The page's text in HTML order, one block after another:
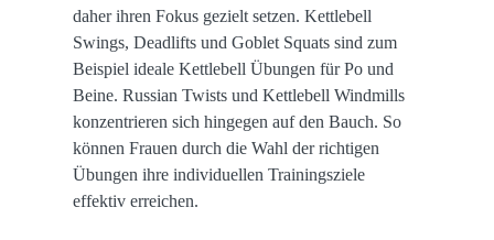
daher ihren Fokus gezielt setzen. Kettlebell
Swings, Deadlifts und Goblet Squats sind zum
Beispiel ideale Kettlebell Übungen für Po und
Beine. Russian Twists und Kettlebell Windmills
konzentrieren sich hingegen auf den Bauch. So
können Frauen durch die Wahl der richtigen
Übungen ihre individuellen Trainingsziele
effektiv erreichen.